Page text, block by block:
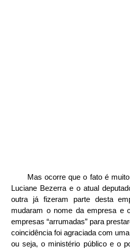
Luciane Bezerra e o atual
outra já fizeram parte desta
mudaram o nome da empresa e
empresas “arrumadas” para
coincidência foi agraciada com
ou seja, o ministério público e o